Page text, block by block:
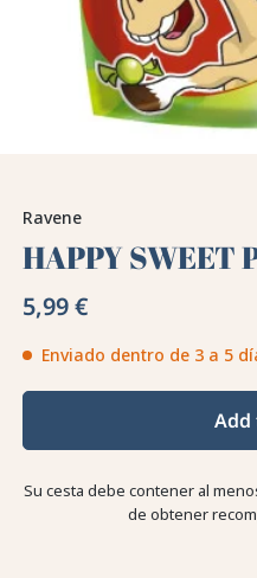
Ravene
HAPPY SWEET
5,99 €
Enviado dentro de 3 a 5
Add
Su cesta debe contener al
de obtener